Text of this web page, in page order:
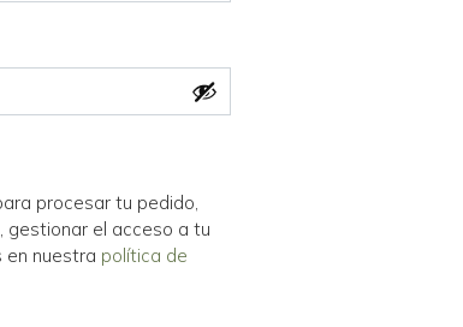
procesar tu pedido,
gestionar el acceso a tu
nuestra política de